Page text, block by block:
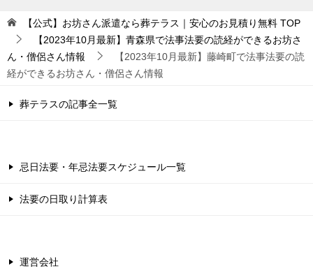
【公式】お坊さん派遣なら葬テラス｜安心のお見積り無料 TOP
【2023年10月最新】青森県で法事法要の読経ができるお坊さ
ん・僧侶さん情報
【2023年10月最新】藤崎町で法事法要の読
経ができるお坊さん・僧侶さん情報
葬テラスの記事全一覧
忌日法要・年忌法要スケジュール一覧
法要の日取り計算表
運営会社